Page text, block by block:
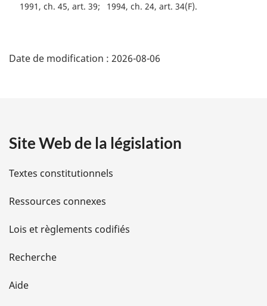
l
1991, ch. 45, art. 39 1994, ch. 24, art. 34(F)
é
i
l
s
d
e
l
Date de modification : 2026-08-06
Site Web de la législation
Textes constitutionnels
Ressources connexes
Lois et règlements codifiés
Recherche
Aide